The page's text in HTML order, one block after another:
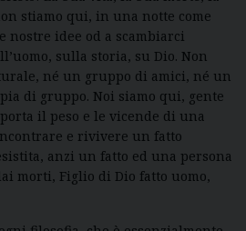
stiamo qui, in una notte come
nostre idee od a scambiarci
sulla storia, su Dio. Non
né un gruppo di amici, né un
di gruppo. Noi siamo qui, gente
il peso e le vicende di una
e rivivere un fatto
anzi un fatto ed una persona
morti, Figlio di Dio fatto uomo,